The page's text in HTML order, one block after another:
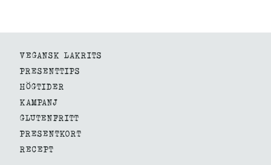
VEGANSK LAKRITS
PRESENTTIPS
HÖGTIDER
KAMPANJ
GLUTENFRITT
PRESENTKORT
RECEPT